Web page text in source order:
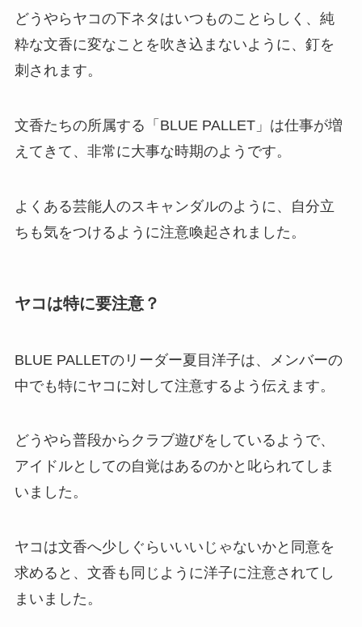
どうやらヤコの下ネタはいつものことらしく、純
粋な文香に変なことを吹き込まないように、釘を
刺されます。
文香たちの所属する「BLUE PALLET」は仕事が増
えてきて、非常に大事な時期のようです。
よくある芸能人のスキャンダルのように、自分立
ちも気をつけるように注意喚起されました。
ヤコは特に要注意？
BLUE PALLETのリーダー夏目洋子は、メンバーの
中でも特にヤコに対して注意するよう伝えます。
どうやら普段からクラブ遊びをしているようで、
アイドルとしての自覚はあるのかと叱られてしま
いました。
ヤコは文香へ少しぐらいいいじゃないかと同意を
求めると、文香も同じように洋子に注意されてし
まいました。